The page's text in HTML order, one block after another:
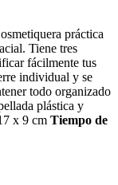
práctica
Tiene tres
fácilmente tus
individual y se
todo organizado
plástica y
x 9 cm Tiempo de